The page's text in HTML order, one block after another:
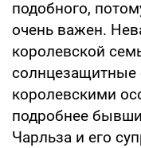
подобного,
очень важен.
королевской
солнцезащитные
королевскими
подробнее
Чарльза и его